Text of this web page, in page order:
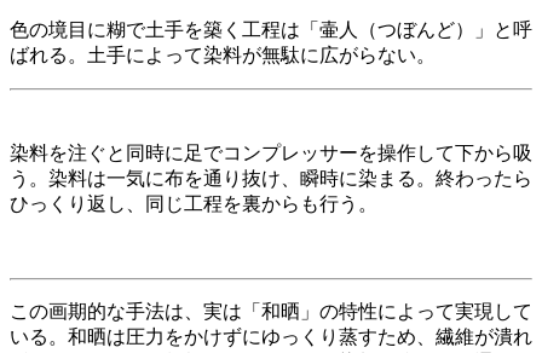
色の境目に糊で土手を築く工程は「壷人（つぼんど）」と呼
ばれる。土手によって染料が無駄に広がらない。
染料を注ぐと同時に足でコンプレッサーを操作して下から吸
う。染料は一気に布を通り抜け、瞬時に染まる。終わったら
ひっくり返し、同じ工程を裏からも行う。
この画期的な手法は、実は「和晒」の特性によって実現して
いる。和晒は圧力をかけずにゆっくり蒸すため、繊維が潰れ